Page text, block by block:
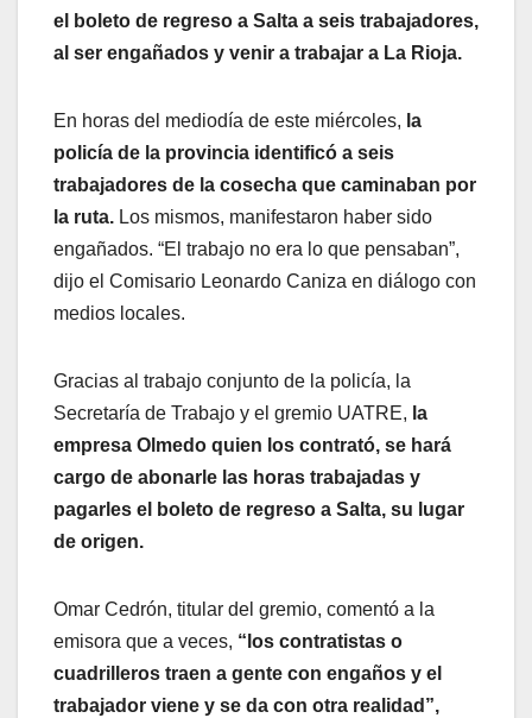
el boleto de regreso a Salta a seis trabajadores,
al ser engañados y venir a trabajar a La Rioja.
En horas del mediodía de este miércoles, la
policía de la provincia identificó a seis
trabajadores de la cosecha que caminaban por
la ruta. Los mismos, manifestaron haber sido
engañados. “El trabajo no era lo que pensaban”,
dijo el Comisario Leonardo Caniza en diálogo con
medios locales.
Gracias al trabajo conjunto de la policía, la
Secretaría de Trabajo y el gremio UATRE, la
empresa Olmedo quien los contrató, se hará
cargo de abonarle las horas trabajadas y
pagarles el boleto de regreso a Salta, su lugar
de origen.
Omar Cedrón, titular del gremio, comentó a la
emisora que a veces, “los contratistas o
cuadrilleros traen a gente con engaños y el
trabajador viene y se da con otra realidad”,